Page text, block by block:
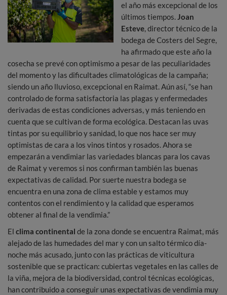
el año más excepcional de los
últimos tiempos.Joan
Esteve, director técnico de la
bodega de Costers del Segre,
ha afirmado que este año la
cosecha se prevé con optimismo a pesar de las peculiaridades
del momento y las dificultades climatológicas de la campaña;
siendo un año lluvioso, excepcional en Raimat. Aún así, “se han
controlado de forma satisfactoria las plagas y enfermedades
derivadas de estas condiciones adversas, y más teniendo en
cuenta que se cultivan de forma ecológica. Destacan las uvas
tintas por su equilibrio y sanidad, lo que nos hace ser muy
optimistas de cara a los vinos tintos y rosados. Ahora se
empezarán a vendimiar las variedades blancas para los cavas
de Raimat y veremos si nos confirman también las buenas
expectativas de calidad. Por suerte nuestra bodega se
encuentra en una zona de clima estable y estamos muy
contentos con el rendimiento y la calidad que esperamos
obtener al final de la vendimia.”
El clima continental de la zona donde se encuentra Raimat, más
alejado de las humedades del mar y con un salto térmico día-
noche más acusado, junto con las prácticas de viticultura
sostenible que se practican: cubiertas vegetales en las calles de
la viña, mejora de la biodiversidad, control técnicas ecológicas,
han contribuido a conseguir unas expectativas de vendimia muy